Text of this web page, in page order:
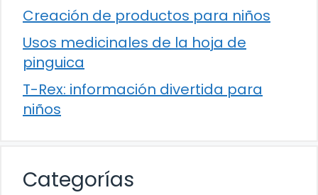
Creación de productos para niños
Usos medicinales de la hoja de
pinguica
T-Rex: información divertida para
niños
Categorías